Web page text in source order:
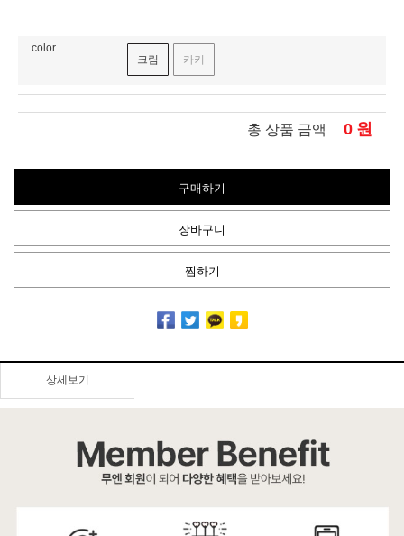
color
크림
카키
총 상품 금액 0 원
구매하기
장바구니
찜하기
상세보기